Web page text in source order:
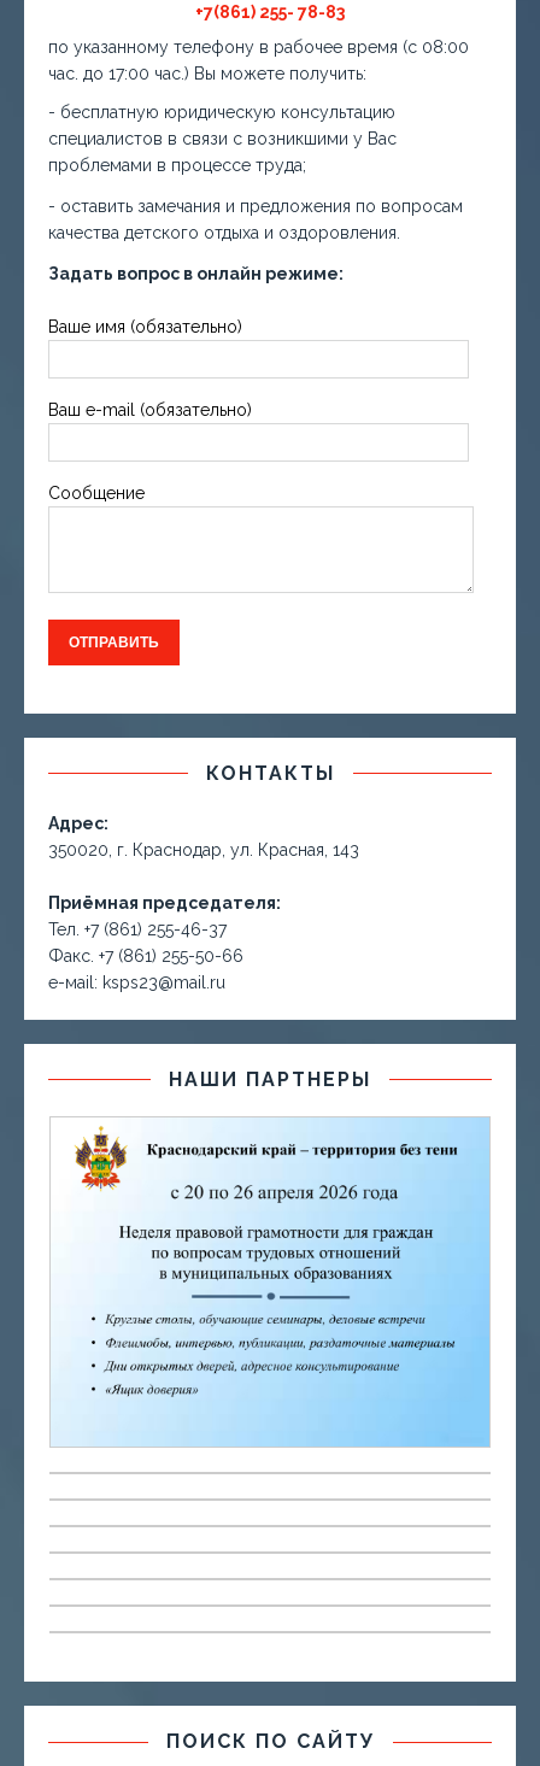
+7(861) 255- 78-83
по указанному телефону в рабочее время (с 08:00
час. до 17:00 час.) Вы можете получить:
- бесплатную юридическую консультацию
специалистов в связи с возникшими у Вас
проблемами в процессе труда;
- оставить замечания и предложения по вопросам
качества детского отдыха и оздоровления.
Задать вопрос в онлайн режиме:
Ваше имя (обязательно)
Ваш e-mail (обязательно)
Сообщение
КОНТАКТЫ
Адрес:
350020, г. Краснодар, ул. Красная, 143
Приёмная председателя:
Тел. +7 (861) 255-46-37
Факс. +7 (861) 255-50-66
е-маil: ksps23@mail.ru
НАШИ ПАРТНЕРЫ
ПОИСК ПО САЙТУ